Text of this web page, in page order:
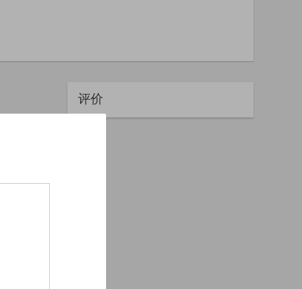
评价